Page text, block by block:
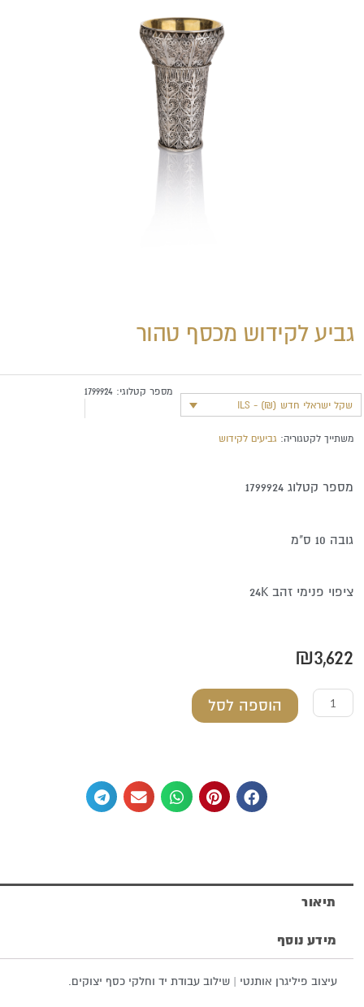
גביע לקידוש מכסף טהור
שקל ישראלי חדש (₪) - ILS
מספר קטלוגי:1799924
משתייך לקטגוריה: גביעים לקידוש
מספר קטלוג 1799924
גובה 10 ס"מ
ציפוי פנימי זהב 24K
₪3,622
הוספה לסל
תיאור
מידע נוסף
עיצוב פיליגרן אותנטי | שילוב עבודת יד וחלקי כסף יצוקים.